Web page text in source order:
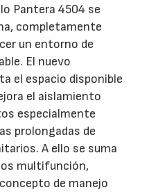
Pantera 4504 se
completamente
un entorno de
El nuevo
el espacio disponible
el aislamiento
especialmente
prolongadas de
A ello se suma
multifunción,
de manejo